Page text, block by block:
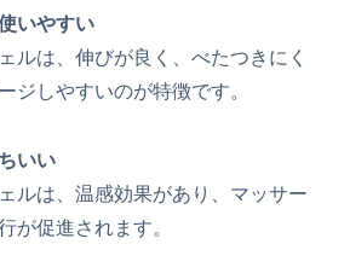
いやすい
ルは、伸びが良く、べたつきにく
ジしやすいのが特徴です。
いい
ルは、温感効果があり、マッサー
が促進されます。